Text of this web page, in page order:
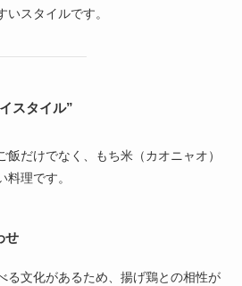
いスタイルです。
スタイル”
だけでなく、もち米（カオニャオ）
理です。
せ
る文化があるため、揚げ鶏との相性が